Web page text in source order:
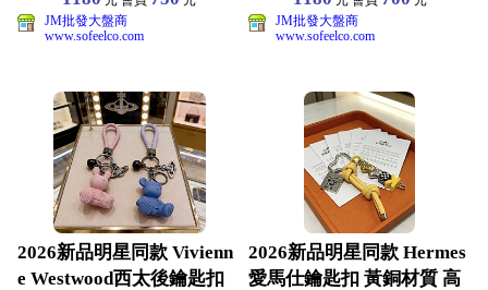
JM批發大盤商
www.sofeelco.com
JM批發大盤商
www.sofeelco.com
2026新品明星同款 Vivienn
e Westwood西太後鑰匙扣
2026新品明星同款 Hermes
愛馬仕鑰匙扣 黃銅材質 高